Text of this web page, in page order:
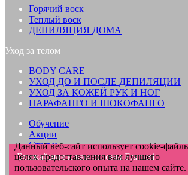
Ближайшие к вам салоны Framesi
Горячий воск
Теплый воск
ДЕПИЛЯЦИЯ ДОМА
Уход за телом
BODY CARE
УХОД ДО И ПОСЛЕ ДЕПИЛЯЦИИ
УХОД ЗА КОЖЕЙ РУК И НОГ
ПАРАФАНГО И ШОКОФАНГО
Обучение
Акции
Статьи
Купить
Компания
Данный веб-сайт использует cookie-
целях предоставления вам лучшего
пользовательского опыта на нашем сайте.